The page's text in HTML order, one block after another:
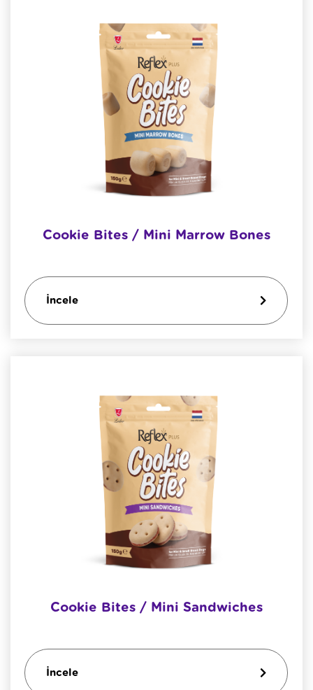
Cookie Bites / Mini Marrow Bones
İncele
Cookie Bites / Mini Sandwiches
İncele